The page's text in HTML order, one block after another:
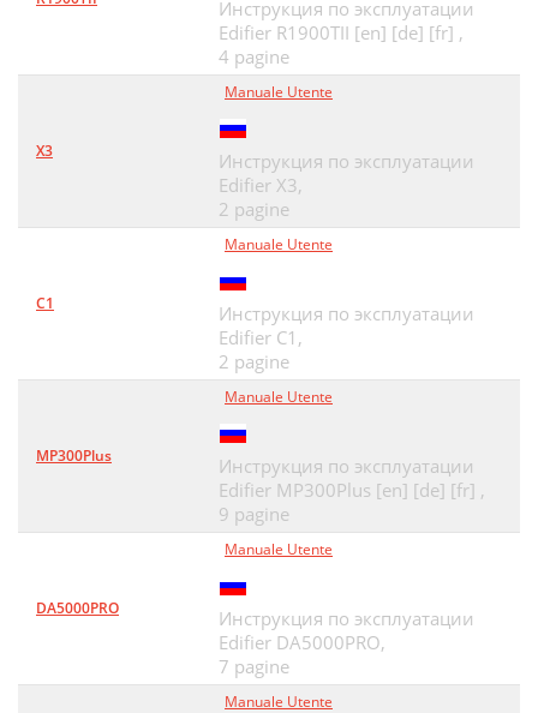
Инструкция по эксплуатации
Edifier R1900TII [en] [de] [fr] ,
4 pagine
X3
Manuale Utente
Инструкция по эксплуатации
Edifier X3,
2 pagine
C1
Manuale Utente
Инструкция по эксплуатации
Edifier C1,
2 pagine
MP300Plus
Manuale Utente
Инструкция по эксплуатации
Edifier MP300Plus [en] [de] [fr] ,
9 pagine
DA5000PRO
Manuale Utente
Инструкция по эксплуатации
Edifier DA5000PRO,
7 pagine
Manuale Utente